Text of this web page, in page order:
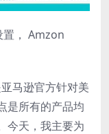
， Amzon
马逊官方针对美
是所有的产品均
今天，我主要为